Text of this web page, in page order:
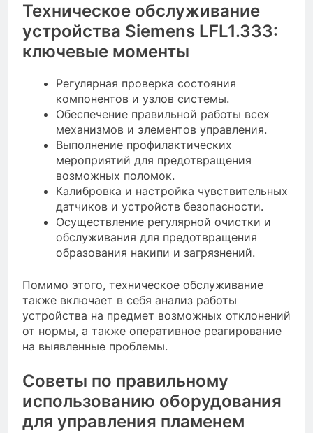
Техническое обслуживание
устройства Siemens LFL1.333:
ключевые моменты
Регулярная проверка состояния
компонентов и узлов системы.
Обеспечение правильной работы всех
механизмов и элементов управления.
Выполнение профилактических
мероприятий для предотвращения
возможных поломок.
Калибровка и настройка чувствительных
датчиков и устройств безопасности.
Осуществление регулярной очистки и
обслуживания для предотвращения
образования накипи и загрязнений.
Помимо этого, техническое обслуживание
также включает в себя анализ работы
устройства на предмет возможных отклонений
от нормы, а также оперативное реагирование
на выявленные проблемы.
Советы по правильному
использованию оборудования
для управления пламенем